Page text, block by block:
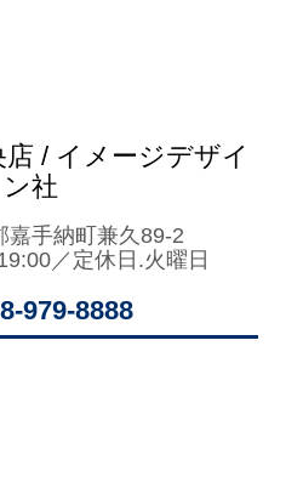
/ イメージデザイ
ン社
嘉手納町兼久89-2
／定休日.火曜日
979-8888